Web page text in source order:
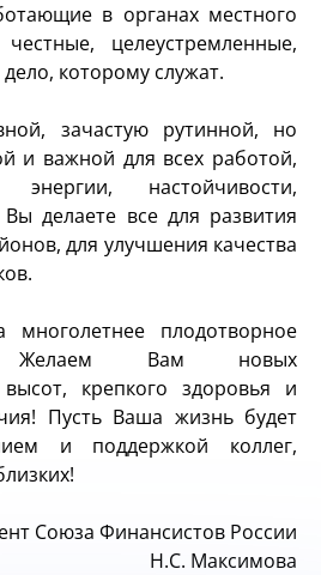
в органах местного
целеустремленные,
которому служат.
зачастую рутинной, но
и важной для всех работой,
энергии, настойчивости,
делаете все для развития
для улучшения качества
многолетнее плодотворное
Желаем Вам новых
крепкого здоровья и
Пусть Ваша жизнь будет
и поддержкой коллег,
Союза Финансистов России
Н.С. Максимова